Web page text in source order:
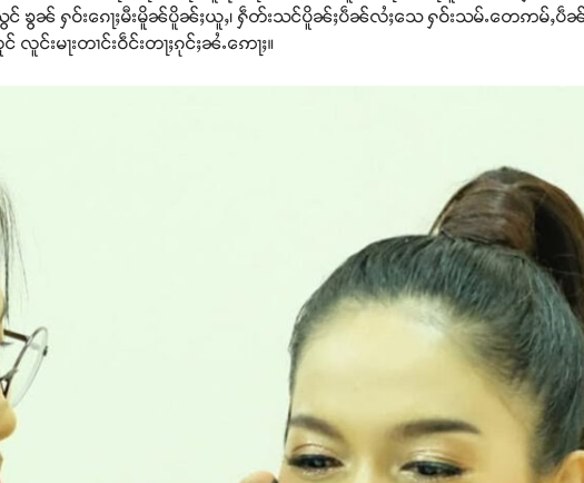
င် ၶွၼ် ႁဝ်းၵေႃႈမီးမိူၼ်ပိူၼ်ႈယူႇ၊ ႁဵတ်းသင်ပိူၼ်ႈပဵၼ်လႆႈသေ ႁဝ်းသမ်ႉတေဢမ်ႇပဵ
လူင်းမႃးတၢင်းဝဵင်းတႃႈၵုင်ႈၼႆႉဢေႃႈ။